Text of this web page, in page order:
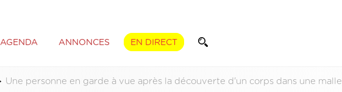
AGENDA ANNONCES EN DIRECT
Une personne en garde à vue après la découverte d'un corps dans une malle